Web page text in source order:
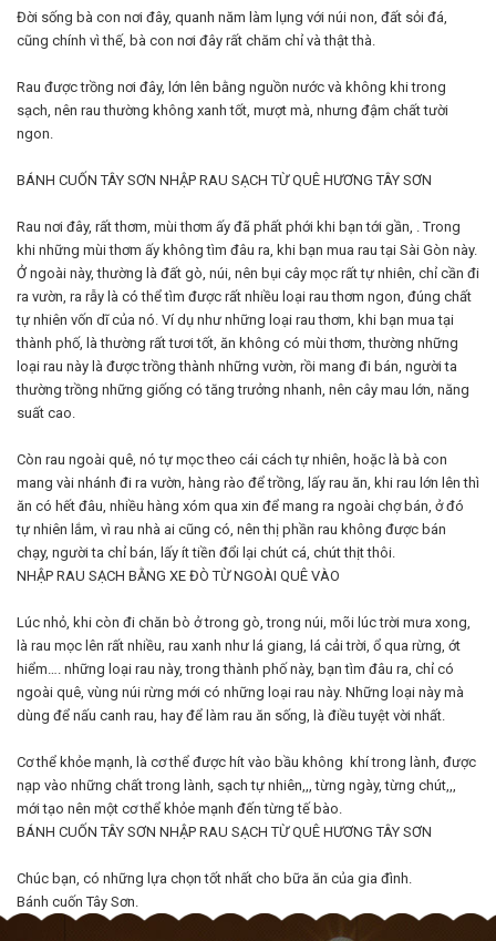
Đời sống bà con nơi đây, quanh năm làm lụng với núi non, đất sỏi đá,
cũng chính vì thế, bà con nơi đây rất chăm chỉ và thật thà.
Rau được trồng nơi đây, lớn lên bằng nguồn nước và không khi trong
sạch, nên rau thường không xanh tốt, mượt mà, nhưng đậm chất tười
ngon.
BÁNH CUỐN TÂY SƠN NHẬP RAU SẠCH TỪ QUÊ HƯƠNG TÂY SƠN
Rau nơi đây, rất thơm, mùi thơm ấy đã phất phới khi bạn tới gần, . Trong
khi những mùi thơm ấy không tìm đâu ra, khi bạn mua rau tại Sài Gòn này.
Ở ngoài này, thường là đất gò, núi, nên bụi cây mọc rất tự nhiên, chỉ cần đi
ra vườn, ra rẫy là có thể tìm được rất nhiều loại rau thơm ngon, đúng chất
tự nhiên vốn dĩ của nó. Ví dụ như những loại rau thơm, khi bạn mua tại
thành phố, là thường rất tươi tốt, ăn không có mùi thơm, thường những
loại rau này là được trồng thành những vườn, rồi mang đi bán, người ta
thường trồng những giống có tăng trưởng nhanh, nên cây mau lớn, năng
suất cao.
Còn rau ngoài quê, nó tự mọc theo cái cách tự nhiên, hoặc là bà con
mang vài nhánh đi ra vườn, hàng rào để trồng, lấy rau ăn, khi rau lớn lên thì
ăn có hết đâu, nhiều hàng xóm qua xin để mang ra ngoài chợ bán, ở đó
tự nhiên lắm, vì rau nhà ai cũng có, nên thị phần rau không được bán
chạy, người ta chỉ bán, lấy ít tiền đổi lại chút cá, chút thịt thôi.
NHẬP RAU SẠCH BẰNG XE ĐÒ TỪ NGOÀI QUÊ VÀO
Lúc nhỏ, khi còn đi chăn bò ở trong gò, trong núi, mõi lúc trời mưa xong,
là rau mọc lên rất nhiều, rau xanh như lá giang, lá cải trời, ổ qua rừng, ớt
hiểm…. những loại rau này, trong thành phố này, bạn tìm đâu ra, chỉ có
ngoài quê, vùng núi rừng mới có những loại rau này. Những loại này mà
dùng để nấu canh rau, hay để làm rau ăn sống, là điều tuyệt vời nhất.
Cơ thể khỏe mạnh, là cơ thể được hít vào bầu không khí trong lành, được
nạp vào những chất trong lành, sạch tự nhiên,,, từng ngày, từng chút,,,
mới tạo nên một cơ thể khỏe mạnh đến từng tế bào.
BÁNH CUỐN TÂY SƠN NHẬP RAU SẠCH TỪ QUÊ HƯƠNG TÂY SƠN
Chúc bạn, có những lựa chọn tốt nhất cho bữa ăn của gia đình.
Bánh cuốn Tây Sơn.